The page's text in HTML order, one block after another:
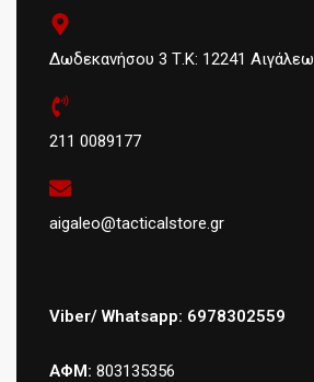
Δωδεκανήσου 3 Τ.Κ: 12241 Αιγάλεω
211 0089177
aigaleo@tacticalstore.gr
Viber/ Whatsapp: 6978302559
ΑΦΜ: 803135356